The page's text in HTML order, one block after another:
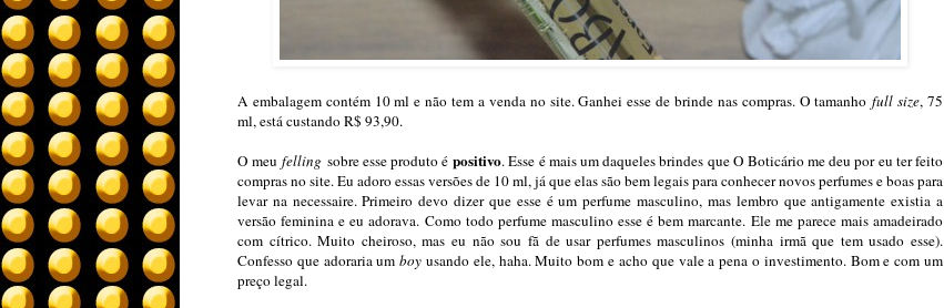
A embalagem contém 10 ml e não tem a venda no site. Ganhei esse de brinde nas compras. O tamanhofull size, 75
ml, está custando R$ 93,90.
O meufelling sobre esse produto épositivo. Esse é mais um daqueles brindes que O Boticário me deu por eu ter feito
compras no site. Eu adoro essas versões de 10 ml, já que elas são bem legais para conhecer novos perfumes e boas para
levar na necessaire. Primeiro devo dizer que esse é um perfume masculino, mas lembro que antigamente existia a
versão feminina e eu adorava. Como todo perfume masculino esse é bem marcante. Ele me parece mais amadeirado
com cítrico. Muito cheiroso, mas eu não sou fã de usar perfumes masculinos (minha irmã que tem usado esse).
Confesso que adoraria umboy usando ele, haha. Muito bom e acho que vale a pena o investimento. Bom e com um
preço legal.